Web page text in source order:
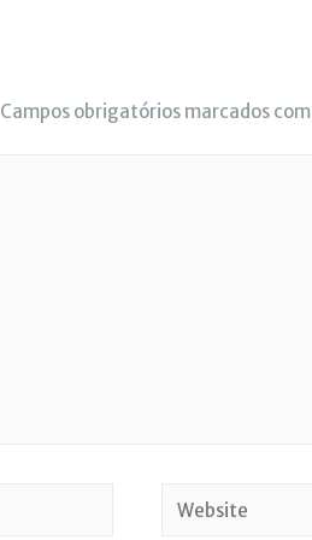
Campos obrigatórios marcados com